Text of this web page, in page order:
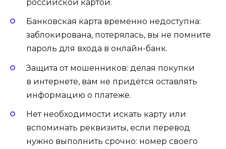
российской картой.
Банковская карта временно недоступна:
заблокирована, потерялась, вы не помните
пароль для входа в онлайн-банк.
Защита от мошенников: делая покупки
в интернете, вам не придётся оставлять
информацию о платеже.
Нет необходимости искать карту или
вспоминать реквизиты, если перевод
нужно выполнить срочно: номер своего